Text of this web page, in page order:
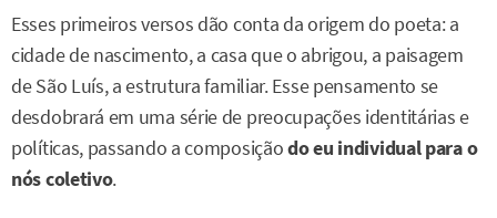
Esses primeiros versos dão conta da origem do poeta: a
cidade de nascimento, a casa que o abrigou, a paisagem
de São Luís, a estrutura familiar. Esse pensamento se
desdobrará em uma série de preocupações identitárias e
políticas, passando a composiçãodo eu individual para o
nós coletivo.